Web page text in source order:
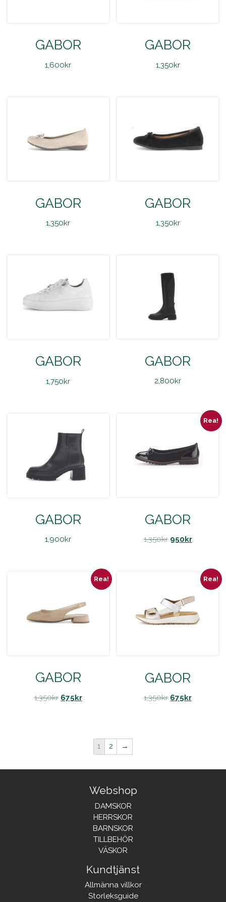
GABOR
1,600kr
GABOR
1,350kr
GABOR
1,350kr
GABOR
1,350kr
GABOR
1,750kr
GABOR
2,800kr
GABOR
1,900kr
Rea!
GABOR
1,350kr 950kr
Rea!
GABOR
1,350kr 675kr
Rea!
GABOR
1,350kr 675kr
1 2 →
Webshop
DAMSKOR
HERRSKOR
BARNSKOR
TILLBEHÖR
VÄSKOR
Kundtjänst
Allmänna villkor
Storleksguide